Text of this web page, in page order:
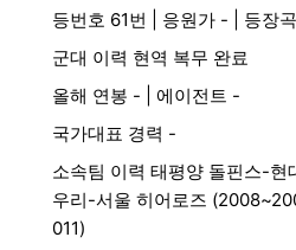
등번호 61번 | 응원가 - | 등장
군대 이력 현역 복무 완료
올해 연봉 - | 에이전트 -
국가대표 경력 -
소속팀 이력 태평양 돌핀스-현
우리-서울 히어로즈
011)